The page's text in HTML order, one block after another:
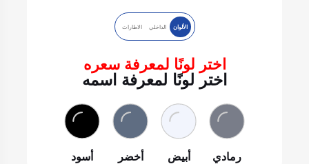
الألوان الداخلي الاطارات
اختر لونًا لمعرفة سعره
اختر لونًا لمعرفة اسمه
رمادي أبيض أخضر أسود